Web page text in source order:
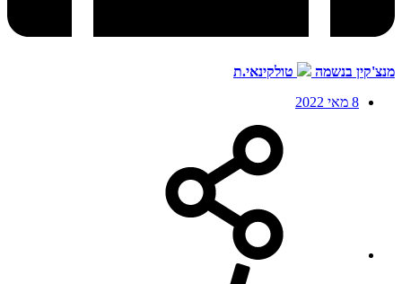
מנצ'קין בנשמה
טולקינאי.ת
8 מאי 2022